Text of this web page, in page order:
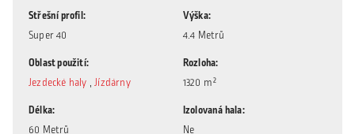
Střešní profil
Super 40
Oblast použití
Jezdecké haly ,Jízdárny
Délka
60 Metrů
Výška
4.4 Metrů
Rozloha
1320 m²
Izolovaná hala
Ne